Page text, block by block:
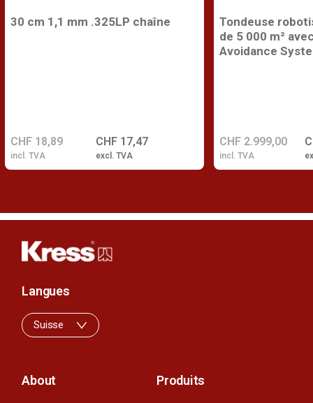
30 cm 1,1 mm .325LP chaîne
CHF 17,47
excl. TVA
CHF 18,89
incl. TVA
Tondeuse
de 5 000 m²
Avoidance
CHF 2.999,00
incl. TVA
About Produits
Langues
Suisse